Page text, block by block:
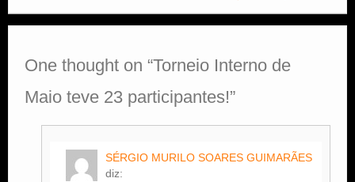
One thought on “Torneio Interno de
Maio teve 23 participantes!”
SÉRGIO MURILO SOARES GUIMARÃES
diz: